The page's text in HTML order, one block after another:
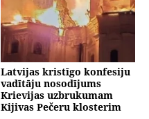
Latvijas kristīgo konfesiju
vadītāju nosodījums
Krievijas uzbrukumam
Kijivas Pečeru klosterim